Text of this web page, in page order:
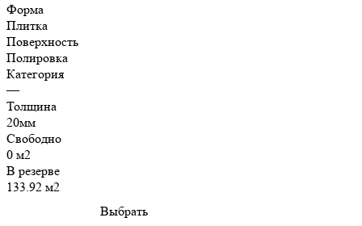
Форма
Плитка
Поверхность
Полировка
Категория
—
Толщина
20мм
Свободно
0 м2
В резерве
133.92 м2
Выбрать